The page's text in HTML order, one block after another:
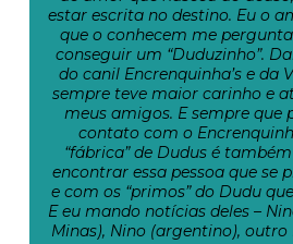
estar escrita no destino. Eu o
que o conhecem me
conseguir um “Duduzinho”.
do canil Encrenquinha’s e da
sempre teve maior carinho e
meus amigos. E sempre que
contato com o
“fábrica” de Dudus é
encontrar essa pessoa que se
e com os “primos” do Dudu
E eu mando notícias deles –
Minas), Nino (argentino), outro